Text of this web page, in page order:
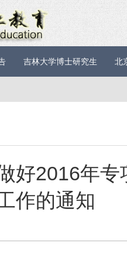
吉林大学博士研究生 北
好2016年
作的通知